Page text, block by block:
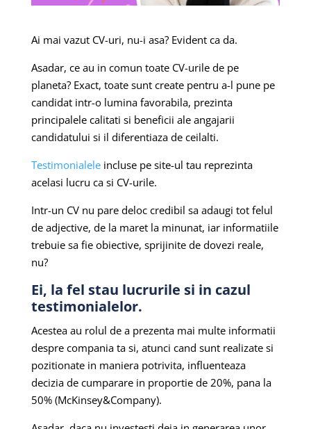
Ai mai vazut CV-uri, nu-i asa? Evident ca da.
Asadar, ce au in comun toate CV-urile de pe
planeta? Exact, toate sunt create pentru a-l pune pe
candidat intr-o lumina favorabila, prezinta
principalele calitati si beneficii ale angajarii
candidatului si il diferentiaza de ceilalti.
Testimonialeleincluse pe site-ul tau reprezinta
acelasi lucru ca si CV-urile.
Intr-un CV nu pare deloc credibil sa adaugi tot felul
de adjective, de la maret la minunat, iar informatiile
trebuie sa fie obiective, sprijinite de dovezi reale,
nu?
Ei, la fel stau lucrurile si in cazul
testimonialelor.
Acestea au rolul de a prezenta mai multe informatii
despre compania ta si, atunci cand sunt realizate si
pozitionate in maniera potrivita, influenteaza
decizia de cumparare in proportie de 20%, pana la
50% (McKinsey&Company).